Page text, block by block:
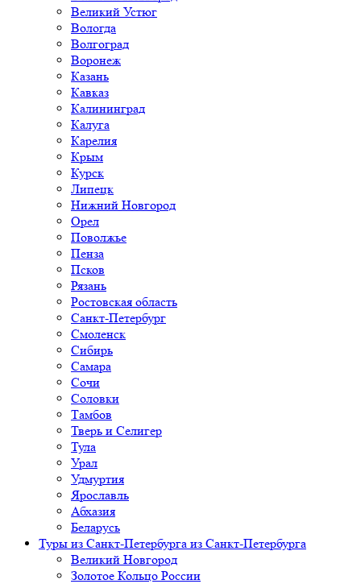
Великий Устюг
Вологда
Волгоград
Воронеж
Казань
Кавказ
Калининград
Калуга
Карелия
Крым
Курск
Липецк
Нижний Новгород
Орел
Поволжье
Пенза
Псков
Рязань
Ростовская область
Санкт-Петербург
Смоленск
Сибирь
Самара
Сочи
Соловки
Тамбов
Тверь и Селигер
Тула
Урал
Удмуртия
Ярославль
Абхазия
Беларусь
Туры из Санкт-Петербурга из Санкт-Петербурга
Великий Новгород
Золотое Кольцо России